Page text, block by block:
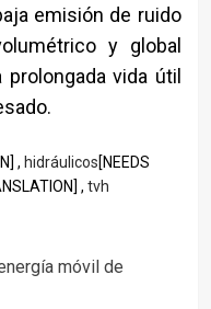
emisión de ruido
y global
prolongada vida útil
, hidráulicos[NEEDS
, tvh
móvil de